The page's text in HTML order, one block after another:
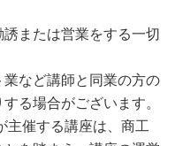
誘または営業をする一切
業など講師と同業の方の
る場合がございます。
主催する講座は、商工